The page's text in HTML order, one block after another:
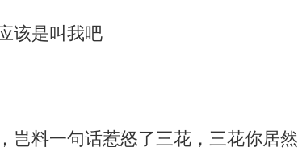
该是叫我吧
岂料一句话惹怒了三花，三花你居然